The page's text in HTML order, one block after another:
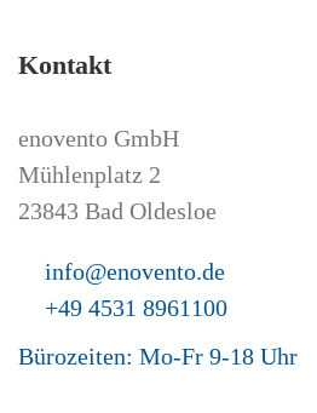
Kontakt
enovento GmbH
Mühlenplatz 2
23843 Bad Oldesloe
info@enovento.de
+49 4531 8961100
Bürozeiten: Mo-Fr 9-18 Uhr